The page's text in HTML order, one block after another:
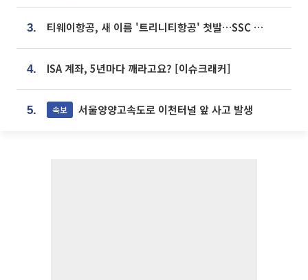
3. 티웨이항공, 새 이름 '트리니티항공' 첫발…SSC 전략 본격화
4. ISA 계좌, 5년마다 깨라고요? [이슈크래커]
5. 속보 서울양양고속도로 이천터널 앞 사고 발생